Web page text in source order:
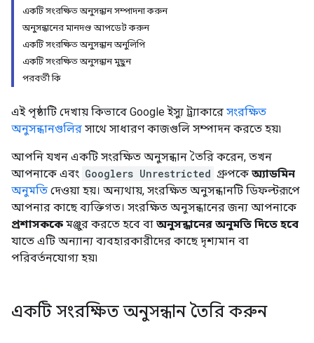
একটি সংরক্ষিত অনুসন্ধান সম্পাদনা করুন
অনুসন্ধানের মানদণ্ড আপডেট করুন
একটি সংরক্ষিত অনুসন্ধান অনুলিপি
একটি সংরক্ষিত অনুসন্ধান মুছুন
পরবর্তী কি
এই পৃষ্ঠাটি দেখায় কিভাবে Google ইস্যু ট্র্যাকারে সংরক্ষিত
অনুসন্ধানগুলির সাথে সাধারণ কাজগুলি সম্পাদন করতে হয়৷
আপনি যখন একটি সংরক্ষিত অনুসন্ধান তৈরি করেন, তখন
আপনাকে এবং Googlers Unrestricted গ্রুপকে অ্যাডমিন
অনুমতি দেওয়া হয়। অন্যথায়, সংরক্ষিত অনুসন্ধানটি ডিফল্টরূপে
আপনার কাছে ব্যক্তিগত। সংরক্ষিত অনুসন্ধানের জন্য আপনাকে
প্রশাসককে মঞ্জুর করতে হবে বা অনুসন্ধানের অনুমতি দিতে হবে
যাতে এটি অন্যান্য ব্যবহারকারীদের কাছে দৃশ্যমান বা
পরিবর্তনযোগ্য হয়৷
একটি সংরক্ষিত অনুসন্ধান তৈরি করুন